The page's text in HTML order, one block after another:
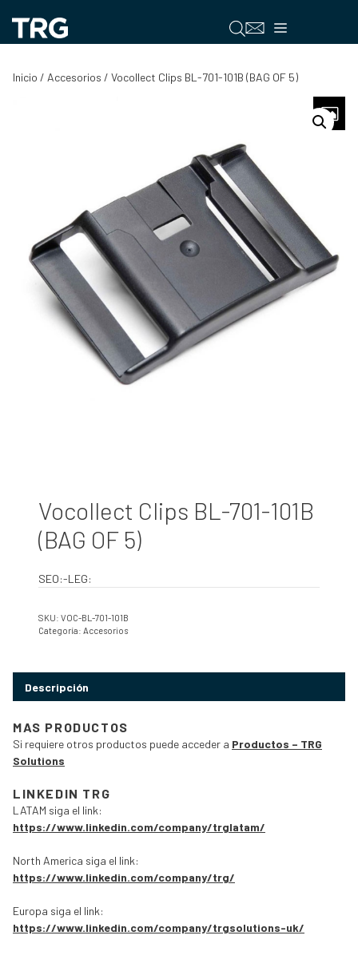
contenido
Menú
Inicio / Accesorios / Vocollect Clips BL-701-101B (BAG OF 5)
Vocollect Clips BL-701-101B
(BAG OF 5)
SEO:-LEG:
SKU: VOC-BL-701-101B
Categoría: Accesorios
Descripción
MAS PRODUCTOS
Si requiere otros productos puede acceder a Productos – TRG
Solutions
LINKEDIN TRG
LATAM siga el link:
https://www.linkedin.com/company/trglatam/
North America siga el link:
https://www.linkedin.com/company/trg/
Europa siga el link:
https://www.linkedin.com/company/trgsolutions-uk/